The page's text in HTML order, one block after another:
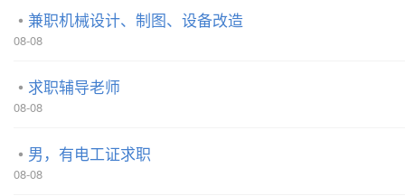
兼职机械设计、制图、设备改造
08-08
求职辅导老师
08-08
男，有电工证求职
08-08